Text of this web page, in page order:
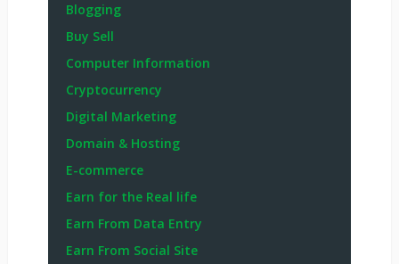
Blogging
Buy Sell
Computer Information
Cryptocurrency
Digital Marketing
Domain & Hosting
E-commerce
Earn for the Real life
Earn From Data Entry
Earn From Social Site